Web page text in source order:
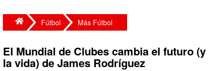
Fútbol Más Fútbol
El Mundial de Clubes cambia el futuro (y
la vida) de James Rodríguez